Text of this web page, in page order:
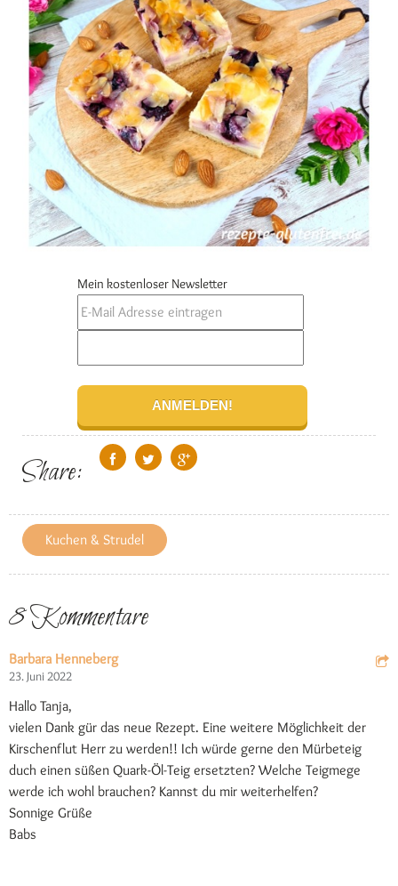
Mein kostenloser Newsletter
Share:
Kuchen & Strudel
8 Kommentare
Barbara Henneberg
23. Juni 2022
Hallo Tanja,
vielen Dank gür das neue Rezept. Eine weitere Möglichkeit der
Kirschenflut Herr zu werden!! Ich würde gerne den Mürbeteig
duch einen süßen Quark-Öl-Teig ersetzten? Welche Teigmege
werde ich wohl brauchen? Kannst du mir weiterhelfen?
Sonnige Grüße
Babs